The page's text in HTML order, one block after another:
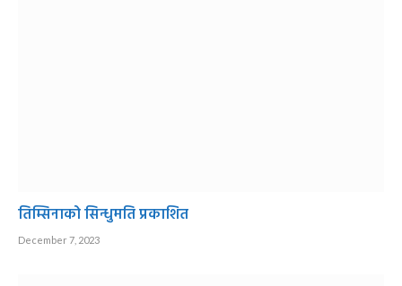
तिम्सिनाको सिन्धुमति प्रकाशित
December 7, 2023